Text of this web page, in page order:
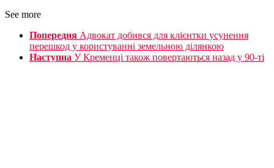
See more
Попередня Адвокат добився для клієнтки усунення
перешкод у користуванні земельною ділянкою
Наступна У Кременці також повертаються назад у 90-ті